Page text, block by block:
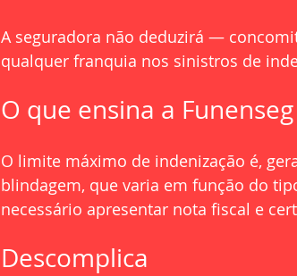
A seguradora não deduzirá —
qualquer franquia nos sinistros de
O que ensina a Funenseg
O limite máximo de indenização é,
blindagem, que varia em função do
necessário apresentar nota fiscal e
Descomplica